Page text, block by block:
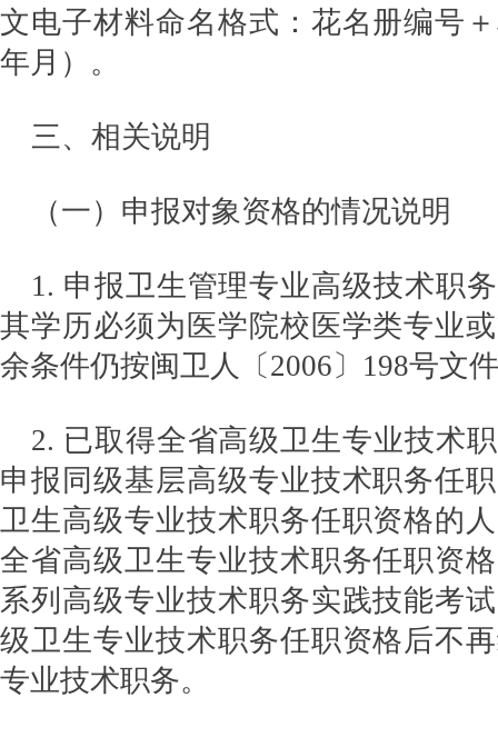
文电子材料命名格式：花名册编号
年月）。
三、相关说明
（一）申报对象资格的情况说明
1. 申报卫生管理专业高级技术职
其学历必须为医学院校医学类专业
余条件仍按闽卫人〔2006〕198号文
2. 已取得全省高级卫生专业技术
申报同级基层高级专业技术职务任
卫生高级专业技术职务任职资格的
全省高级卫生专业技术职务任职资
系列高级专业技术职务实践技能考
级卫生专业技术职务任职资格后不
专业技术职务。